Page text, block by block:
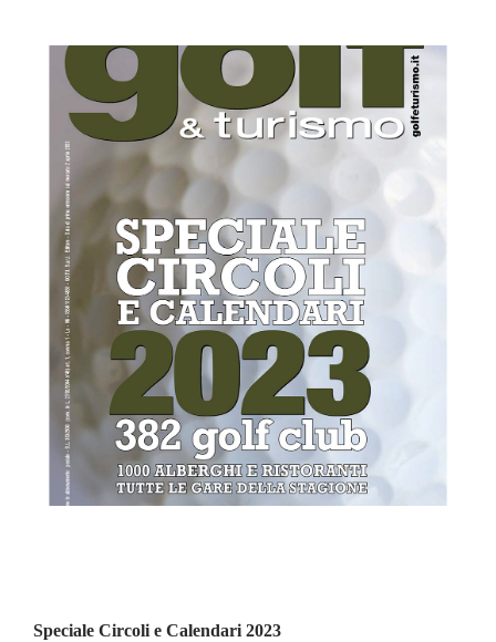
Speciale Circoli e Calendari 2023